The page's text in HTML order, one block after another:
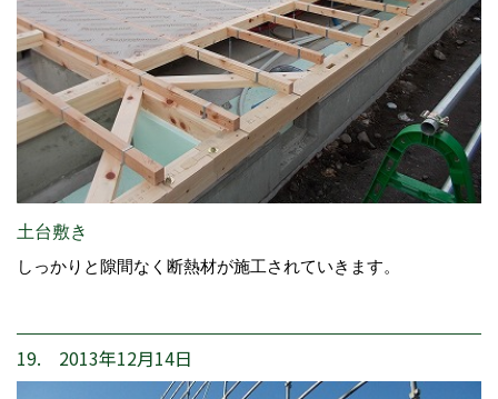
土台敷き
しっかりと隙間なく断熱材が施工されていきます。
19. 2013年12月14日